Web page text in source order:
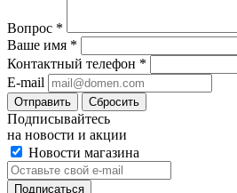
Вопрос *
Ваше имя *
Контактный телефон *
E-mail
Отправить Сбросить
Подписывайтесь
на новости и акции
Новости магазина